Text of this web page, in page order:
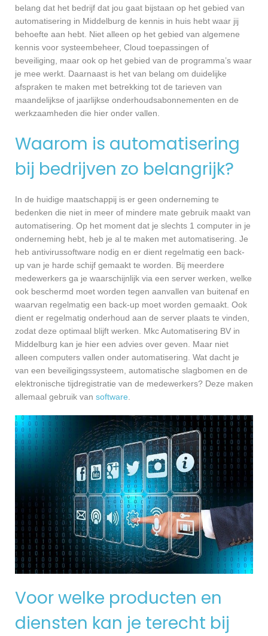
belang dat het bedrijf dat jou gaat bijstaan op het gebied van
automatisering in Middelburg de kennis in huis hebt waar jij
behoefte aan hebt. Niet alleen op het gebied van algemene
kennis voor systeembeheer, Cloud toepassingen of
beveiliging, maar ook op het gebied van de programma’s waar
je mee werkt. Daarnaast is het van belang om duidelijke
afspraken te maken met betrekking tot de tarieven van
maandelijkse of jaarlijkse onderhoudsabonnementen en de
werkzaamheden die hier onder vallen.
Waarom is automatisering
bij bedrijven zo belangrijk?
In de huidige maatschappij is er geen onderneming te
bedenken die niet in meer of mindere mate gebruik maakt van
automatisering. Op het moment dat je slechts 1 computer in je
onderneming hebt, heb je al te maken met automatisering. Je
heb antivirussoftware nodig en er dient regelmatig een back-
up van je harde schijf gemaakt te worden. Bij meerdere
medewerkers ga je waarschijnlijk via een server werken, welke
ook beschermd moet worden tegen aanvallen van buitenaf en
waarvan regelmatig een back-up moet worden gemaakt. Ook
dient er regelmatig onderhoud aan de server plaats te vinden,
zodat deze optimaal blijft werken. Mkc Automatisering BV in
Middelburg kan je hier een advies over geven. Maar niet
alleen computers vallen onder automatisering. Wat dacht je
van een beveiligingssysteem, automatische slagbomen en de
elektronische tijdregistratie van de medewerkers? Deze maken
allemaal gebruik van software.
Voor welke producten en
diensten kan je terecht bij